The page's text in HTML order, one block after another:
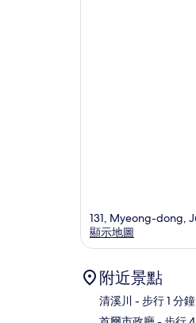
131, Myeong-dong,
顯示地圖
附近景點
清溪川 - 步行 1 分鐘